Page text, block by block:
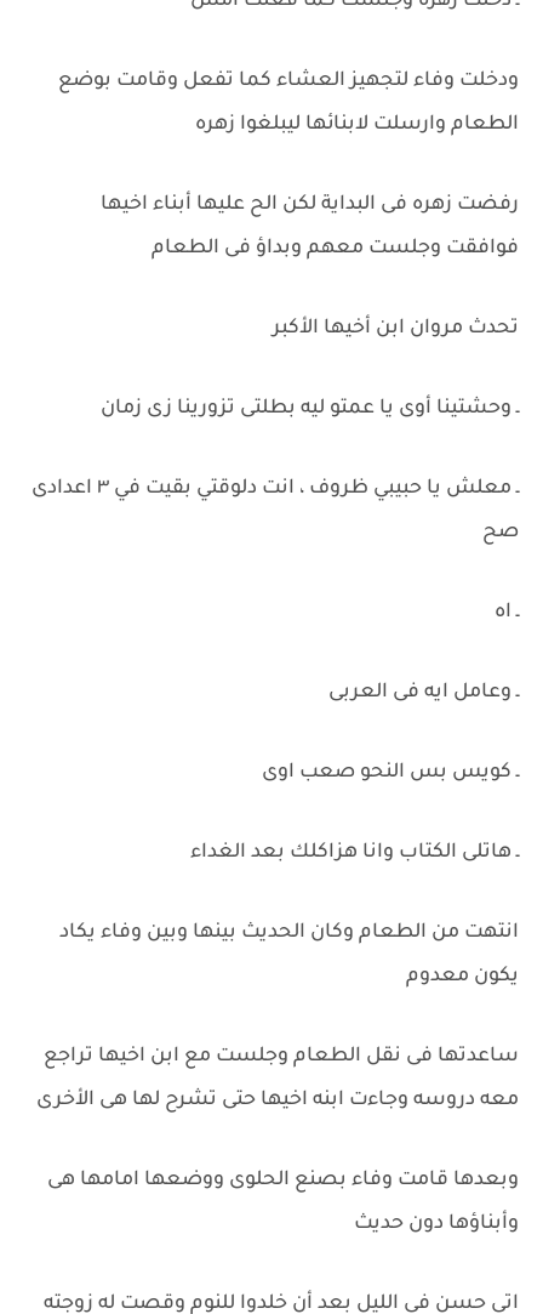
ودخلت وفاء لتجهيز العشاء كما تفعل وقامت بوضع
الطعام وارسلت لابنائها ليبلغوا زهره
رفضت زهره فى البداية لكن الح عليها أبناء اخيها
فوافقت وجلست معهم وبداؤ فى الطعام
تحدث مروان ابن أخيها الأكبر
ـ وحشتينا أوى يا عمتو ليه بطلتى تزورينا زى زمان
ـ معلش يا حبيبي ظروف ، انت دلوقتي بقيت في ٣ اعدادى
صح
ـ اه
ـ وعامل ايه فى العربى
ـ كويس بس النحو صعب اوى
ـ هاتلى الكتاب وانا هزاكلك بعد الغداء
انتهت من الطعام وكان الحديث بينها وبين وفاء يكاد
يكون معدوم
ساعدتها فى نقل الطعام وجلست مع ابن اخيها تراجع
معه دروسه وجاءت ابنه اخيها حتى تشرح لها هى الأخرى
وبعدها قامت وفاء بصنع الحلوى ووضعها امامها هى
وأبناؤها دون حديث
اتى حسن فى الليل بعد أن خلدوا للنوم وقصت له زوجته